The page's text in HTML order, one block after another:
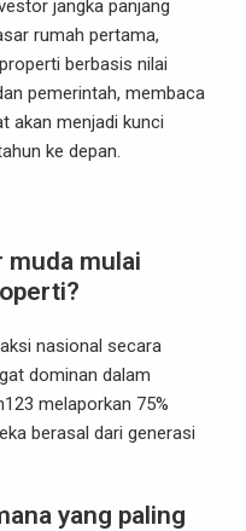
jangka panjang
rumah pertama,
berbasis nilai
pemerintah, membaca
akan menjadi kunci
ke depan.
muda mulai
nasional secara
dominan dalam
melaporkan 75%
berasal dari generasi
yang paling